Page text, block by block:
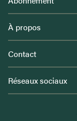
À propos
Contact
Réseaux sociaux